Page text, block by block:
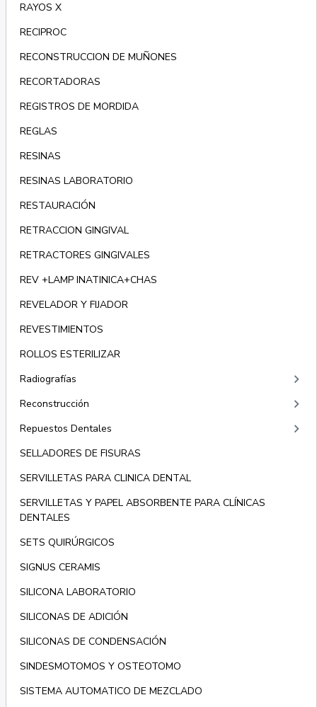
RAYOS X
RECIPROC
RECONSTRUCCION DE MUÑONES
RECORTADORAS
REGISTROS DE MORDIDA
REGLAS
RESINAS
RESINAS LABORATORIO
RESTAURACIÓN
RETRACCION GINGIVAL
RETRACTORES GINGIVALES
REV +LAMP INATINICA+CHAS
REVELADOR Y FIJADOR
REVESTIMIENTOS
ROLLOS ESTERILIZAR
Radiografías
keyboard_arrow_right
Reconstrucción keyboard_arrow_right
Repuestos Dentales keyboard_arrow_right
SELLADORES DE FISURAS
SERVILLETAS PARA CLINICA DENTAL
SERVILLETAS Y PAPEL ABSORBENTE PARA CLÍNICAS
DENTALES
SETS QUIRÚRGICOS
SIGNUS CERAMIS
SILICONA LABORATORIO
SILICONAS DE ADICIÓN
SILICONAS DE CONDENSACIÓN
SINDESMOTOMOS Y OSTEOTOMO
SISTEMA AUTOMATICO DE MEZCLADO